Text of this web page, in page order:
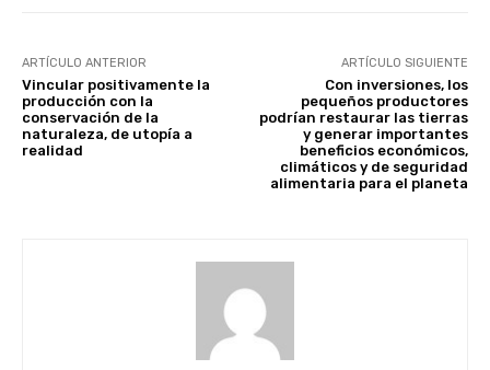
ARTÍCULO ANTERIOR
Vincular positivamente la
producción con la
conservación de la
naturaleza, de utopía a
realidad
ARTÍCULO SIGUIENTE
Con inversiones, los
pequeños productores
podrían restaurar las tierras
y generar importantes
beneficios económicos,
climáticos y de seguridad
alimentaria para el planeta